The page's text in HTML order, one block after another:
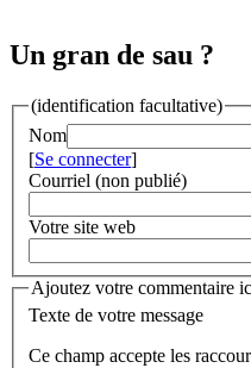
Un gran de sau ?
(identification facultative)
Nom
[Se connecter]
Courriel (non publié)
Votre site web
Ajoutez votre commentaire
Texte de votre message
Ce champ accepte les